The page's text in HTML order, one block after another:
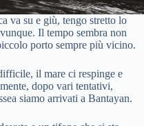
va su e giù, tengo stretto lo
Il tempo sembra non
porto sempre più vicino.
il mare ci respinge e
dopo vari tentativi,
siamo arrivati a Bantayan.